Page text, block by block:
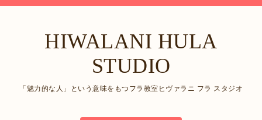
HIWALANI HULA
STUDIO
「魅力的な人」という意味をもつフラ教室ヒヴァラニ フラ スタジオ